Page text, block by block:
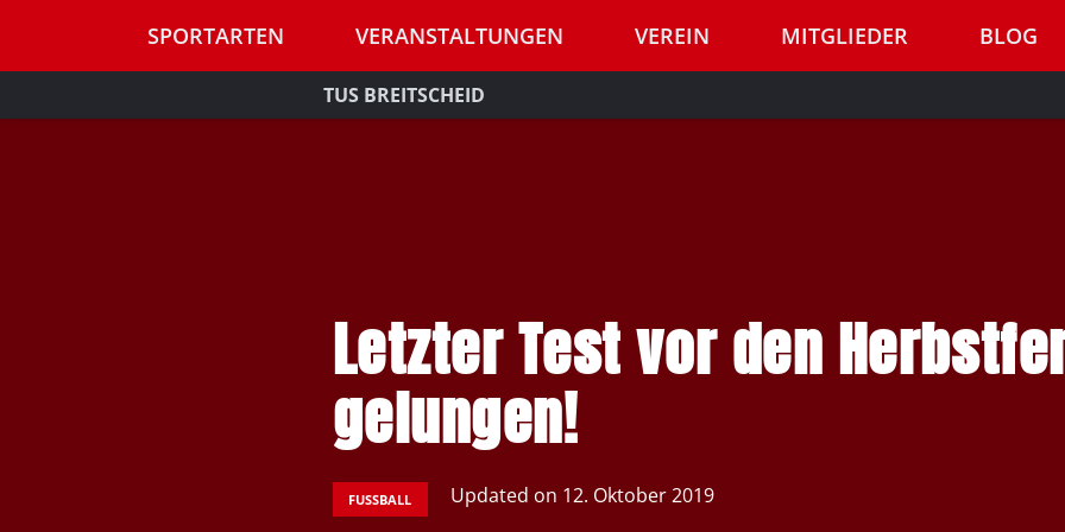
SPORTARTEN VERANSTALTUNGEN VEREIN MITGLIEDER BLOG
TUS BREITSCHEID
Letzter Test vor den
gelungen!
FUSSBALL Updated on 12. Oktober 2019